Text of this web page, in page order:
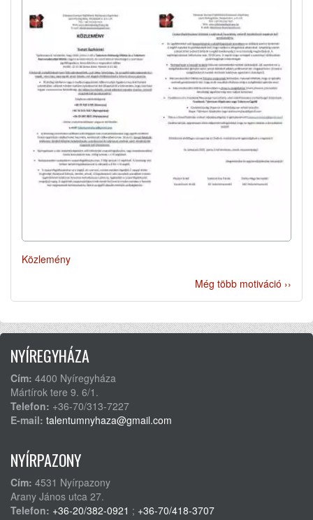
Közlemény
Még több motiváció ››
NYÍREGYHÁZA
Cím: 4400 Nyíregyháza
Mártírok tere 9. 6/1.
Telefon: +36-70/313-7227
E-mail: talentumnyhaza@gmail.com
NYÍRPAZONY
Cím: 4531 Nyírpazony
Arany János utca 27.
Telefon: +36-20/382-0921 ; +36-70/418-3707